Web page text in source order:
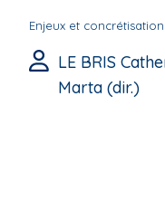
Enjeux et
LE BRIS
Marta (dir.)